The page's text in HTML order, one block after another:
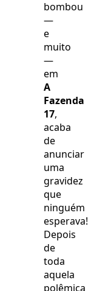
bombou
—
e
muito
—
em
A
Fazenda
17,
acaba
de
anunciar
uma
gravidez
que
ninguém
esperava!
Depois
de
toda
aquela
polêmica